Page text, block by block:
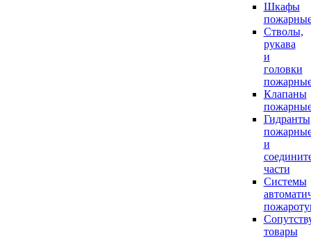
Шкафы
Стволы,
рукава
и
головки
Клапаны
Гидранты
и
части
Системы
товары